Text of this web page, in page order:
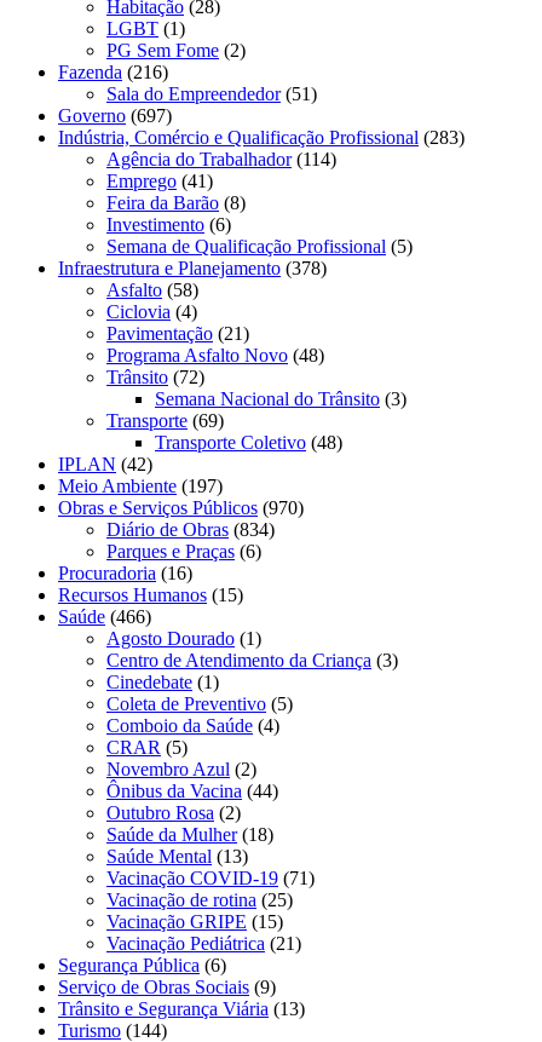
Habitação (28)
LGBT (1)
PG Sem Fome (2)
Fazenda (216)
Sala do Empreendedor(51)
Governo (697)
Indústria, Comércio e Qualificação Profissional (283)
Agência do Trabalhador(114)
Emprego (41)
Feira da Barão (8)
Investimento (6)
Semana de Qualificação Profissional (5)
Infraestrutura e Planejamento (378)
Asfalto (58)
Ciclovia (4)
Pavimentação (21)
Programa Asfalto Novo (48)
Trânsito (72)
Semana Nacional do Trânsito (3)
Transporte (69)
Transporte Coletivo (48)
IPLAN (42)
Meio Ambiente (197)
Obras e Serviços Públicos (970)
Diário de Obras (834)
Parques e Praças (6)
Procuradoria (16)
Recursos Humanos (15)
Saúde (466)
Agosto Dourado (1)
Centro de Atendimento da Criança (3)
Cinedebate (1)
Coleta de Preventivo (5)
Comboio da Saúde (4)
CRAR (5)
Novembro Azul (2)
Ônibus da Vacina (44)
Outubro Rosa (2)
Saúde da Mulher(18)
Saúde Mental (13)
Vacinação COVID-19 (71)
Vacinação de rotina (25)
Vacinação GRIPE (15)
Vacinação Pediátrica (21)
Segurança Pública (6)
Serviço de Obras Sociais (9)
Trânsito e Segurança Viária (13)
Turismo (144)